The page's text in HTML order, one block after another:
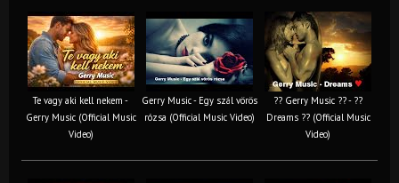
Te vagy aki kell nekem -
Gerry Music (Official Music
Video)
Gerry Music - Egy szál vörös
rózsa (Official Music Video)
?? Gerry Music ?? - ??
Dreams ?? (Official Music
Video)